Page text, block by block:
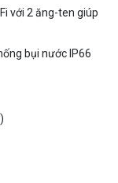
với 2 ăng-ten giúp
bụi nước IP66